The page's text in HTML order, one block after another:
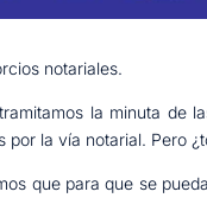
notariales.
la minuta
por la vía notarial. Pero
que para que se